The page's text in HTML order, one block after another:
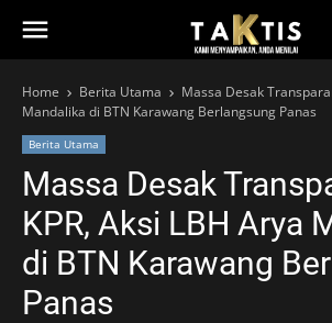
Home Berita Utama
Massa Desak
Mandalika di BTN Karawang Berlangsung Panas
Berita Utama
Massa Desak
KPR, Aksi LBH Arya
di BTN Karawang
Panas